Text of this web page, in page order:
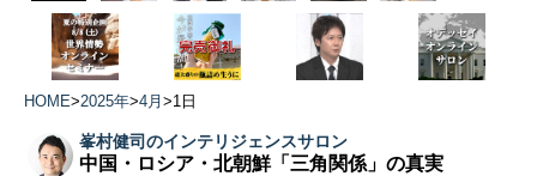
HOME>2025年>4月 >1日
峯村健司のインテリジェンスサロン
中国・ロシア・北朝鮮「三角関係」の真実